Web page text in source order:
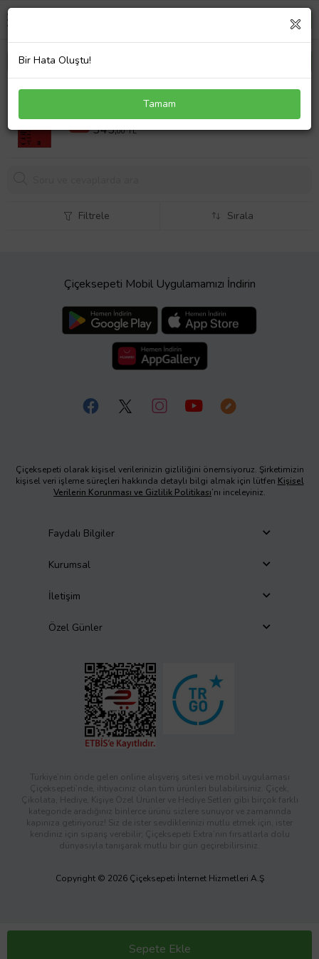
%21 435 TL
345,00 TL
Sepete Ekle
Filtrele Sırala
Çiçeksepeti Mobil Uygulamamızı İndirin
Çiçeksepeti olarak kişisel verilerinizin gizliliğini önemsiyoruz. Şirketimizin
kişisel veri işleme süreçleri hakkında detaylı bilgi almak için lütfen Kişisel
Verilerin Korunması ve Gizlilik Politikası’nı inceleyiniz.
Faydalı Bilgiler
Kurumsal
İletişim
Özel Günler
Türkiye’nin önde gelen online alışveriş sitesi ve mobil uygulaması
Çiçeksepeti’nde, ihtiyacınız olan tüm ürünleri bulabilirsiniz. Çiçek,
Çikolata, Hediye, Kişiye Özel Ürünler ve Hediye Setleri gibi birçok farklı
kategoride aradığınız binlerce ürünü sizlere sunuyor ve zamanında
kapınıza getiriyoruz! Siz de ister sevdiklerinizi mutlu etmek için, ister
kendiniz için sipariş verebilir; Çiçeksepeti Extra’nın fırsatlarla dolu
dünyasıyla tanışarak mutlu bir gün geçirebilirsiniz.
Copyright © 2026 Çiçeksepeti İnternet Hizmetleri A.Ş
Bir Hata Oluştu!
Tamam